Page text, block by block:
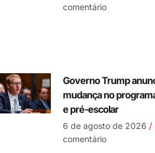
comentário
Governo Trump
mudança no
e pré-escolar
6 de agosto de 2026
comentário